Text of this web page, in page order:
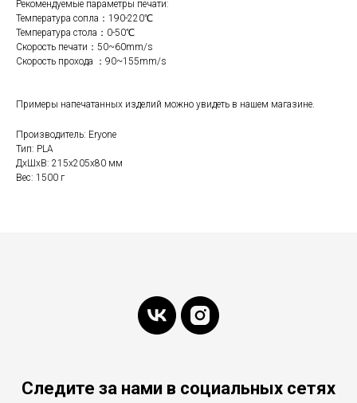
Рекомендуемые параметры печати:
Температура сопла：190-220℃
Температура стола：0-50℃
Скорость печати：50~60mm/s
Скорость прохода ：90~155mm/s
Примеры напечатанных изделий можно увидеть в нашем магазине.
Производитель: Eryone
Тип: PLA
ДxШxВ: 215x205x80 мм
Вес: 1500 г
Следите за нами в социальных сетях